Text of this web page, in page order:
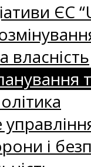
ЄС
власність
і